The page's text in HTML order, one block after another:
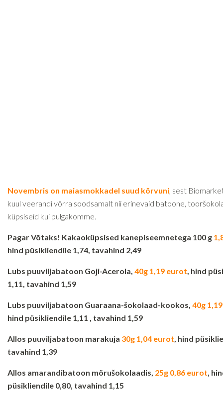
Novembris on maiasmokkadel suud kõrvuni, sest
kuul veerandi võrra soodsamalt nii erinevaid batoone,
küpsiseid kui pulgakomme.
Pagar Võtaks! Kakaoküpsised kanepiseemnetega 100 g
hind püsikliendile 1,74, tavahind 2,49
Lubs puuviljabatoon Goji-Acerola, 40g 1,19 eurot, hind
1,11, tavahind 1,59
Lubs puuviljabatoon Guaraana-šokolaad-kookos, 40g
hind püsikliendile 1,11 , tavahind 1,59
Allos puuviljabatoon marakuja 30g 1,04 eurot, hind
tavahind 1,39
Allos amarandibatoon mõrušokolaadis, 25g 0,86 eurot,
püsikliendile 0,80, tavahind 1,15